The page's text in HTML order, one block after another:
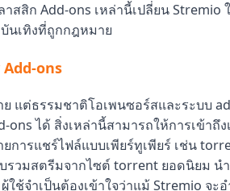
สิก Add-ons เหล่านี้เปลี่ยน Stremio
นเทิงที่ถูกกฎหมาย
ons
แต่ธรรมชาติโอเพนซอร์สและระบบ
ได้ สิ่งเหล่านี้สามารถให้การเข้าถึ
ารแชร์ไฟล์แบบเพียร์ทูเพียร์ เช่น
รวมสตรีมจากไซต์ torrent ยอดนิยม น
ช้จำเป็นต้องเข้าใจว่าแม้ Stremio จะ